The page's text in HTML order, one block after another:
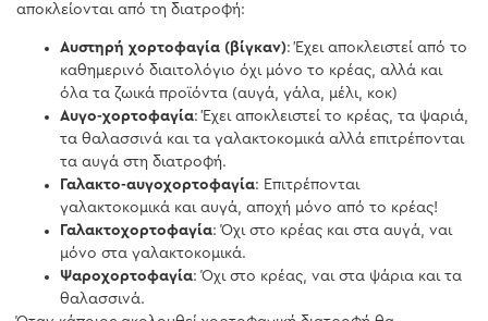
αποκλείονται από τη διατροφή:
Αυστηρή χορτοφαγία (βίγκαν): Έχει αποκλειστεί από το
καθημερινό διαιτολόγιο όχι μόνο το κρέας, αλλά και
όλα τα ζωικά προϊόντα (αυγά, γάλα, μέλι, κοκ)
Αυγο-χορτοφαγία: Έχει αποκλειστεί το κρέας, τα ψαριά,
τα θαλασσινά και τα γαλακτοκομικά αλλά επιτρέπονται
τα αυγά στη διατροφή.
Γαλακτο-αυγοχορτοφαγία: Επιτρέπονται
γαλακτοκομικά και αυγά, αποχή μόνο από το κρέας!
Γαλακτοχορτοφαγία: Όχι στο κρέας και στα αυγά, ναι
μόνο στα γαλακτοκομικά.
Ψαροχορτοφαγία: Όχι στο κρέας, ναι στα ψάρια και τα
θαλασσινά.